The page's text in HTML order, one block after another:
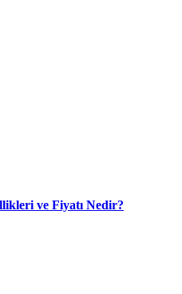
ve Fiyatı Nedir?